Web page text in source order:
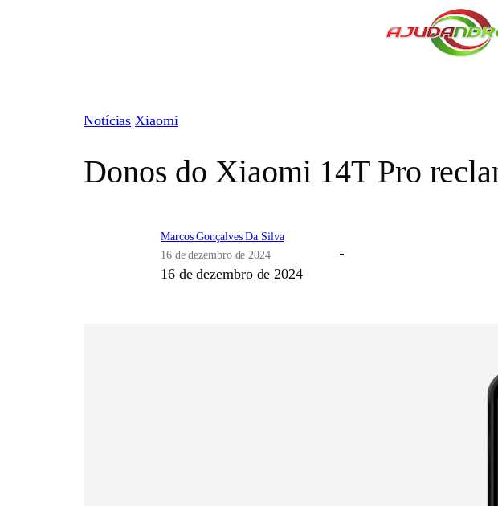
Notícias Xiaomi
Donos do Xiaomi 14T Pro
Marcos Gonçalves Da Silva
16 de dezembro de 2024
16 de dezembro de 2024